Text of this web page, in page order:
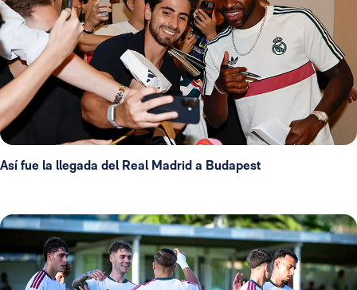
Así fue la llegada del Real Madrid a Budapest